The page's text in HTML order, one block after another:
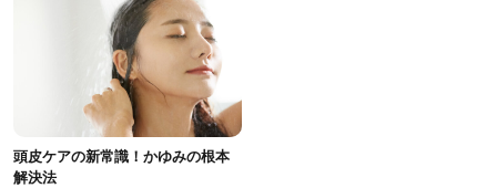
頭皮ケアの新常識！かゆみの根本
解決法